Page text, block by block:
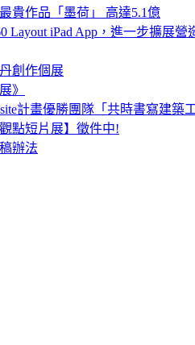
貴作品「墨荷」 高達5.1億
Layout iPad App，進一步擴展營
創作個展
》
計畫優勝團隊「共時書寫建築
點短片展】徵件中!
辦法